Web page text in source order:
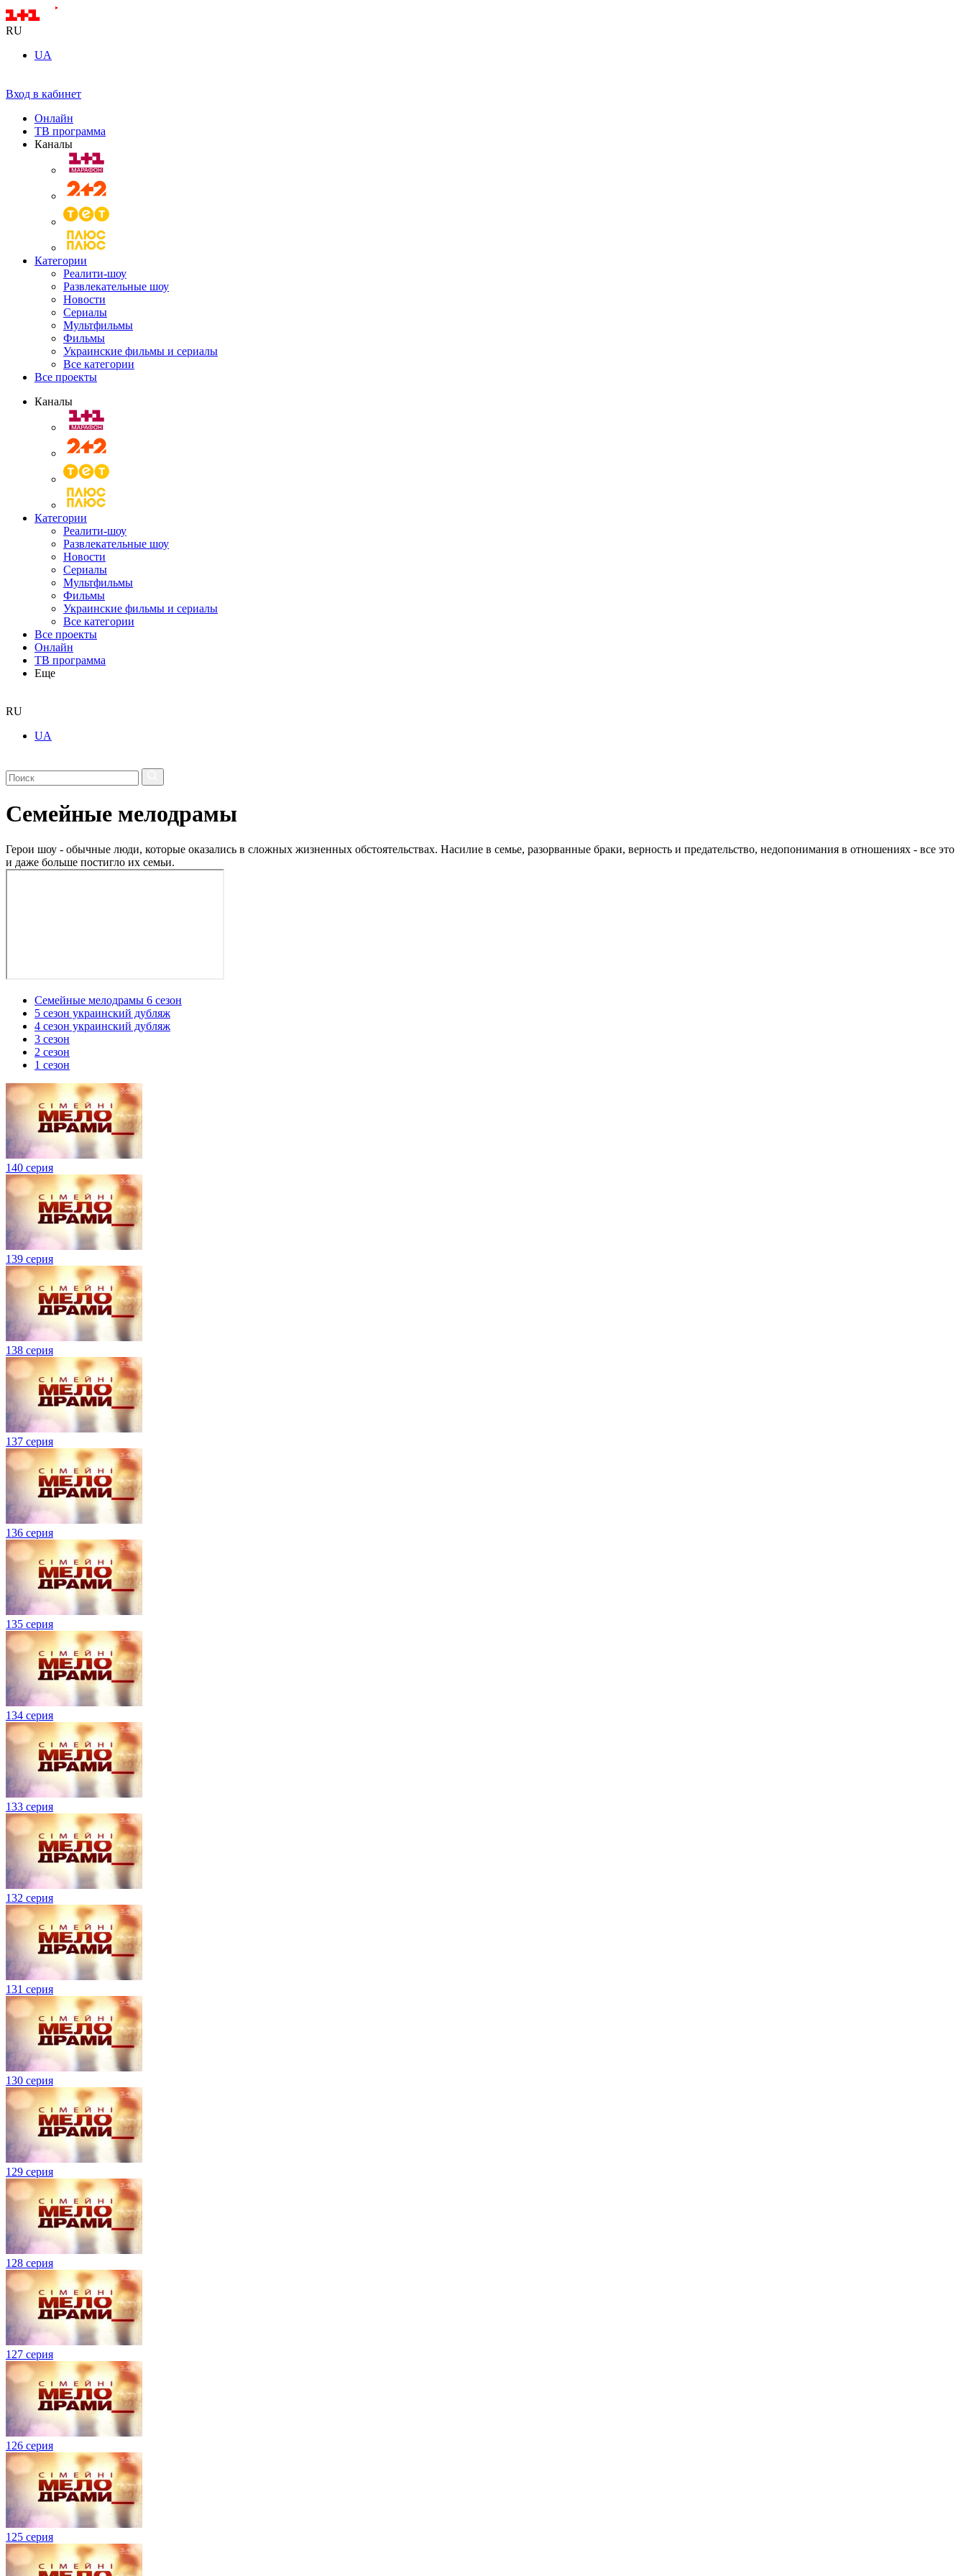
RU
UA
Вход в кабинет
Онлайн
ТВ программа
Каналы
Категории
Реалити-шоу
Развлекательные шоу
Новости
Сериалы
Мультфильмы
Фильмы
Украинские фильмы и сериалы
Все категории
Все проекты
Каналы
Категории
Реалити-шоу
Развлекательные шоу
Новости
Сериалы
Мультфильмы
Фильмы
Украинские фильмы и сериалы
Все категории
Все проекты
Онлайн
ТВ программа
Еще
RU
UA
Семейные мелодрамы
Герои шоу - обычные люди, которые оказались в сложных жизненных обстоятельствах. Насилие в семье, разорванные браки, верность и предательство, недопонимания в отношениях - все это
и даже больше постигло их семьи.
Семейные мелодрамы 6 сезон
5 сезон украинский дубляж
4 сезон украинский дубляж
3 сезон
2 сезон
1 сезон
140 серия
139 серия
138 серия
137 серия
136 серия
135 серия
134 серия
133 серия
132 серия
131 серия
130 серия
129 серия
128 серия
127 серия
126 серия
125 серия